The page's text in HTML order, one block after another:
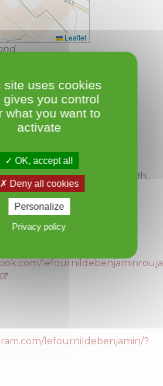
Leaflet
de 6h à 13h30 et de 16h à 19h.
à 13h30.
lefournildebenjamin/?
site uses cookies
gives you control
what you want to
activate
OK, accept all
Deny all cookies
Personalize
Privacy policy